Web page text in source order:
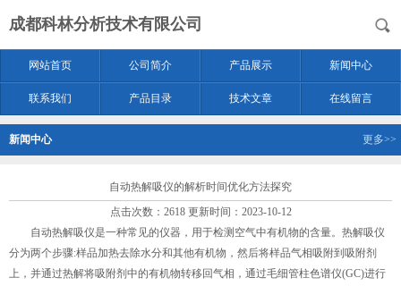
成都科林分析技术有限公司
网站首页 公司简介 产品展示 新闻中心
联系我们 产品目录 技术文章 在线留言
新闻中心 更多>>
自动热解吸仪的解析时间优化方法探究
点击次数：2618 更新时间：2023-10-12
自动热解吸仪是一种常见的仪器，用于检测空气中有机物的含量。热解吸仪
分为两个步骤:样品加热去除水分和其他有机物，然后将样品气相吸附到吸附剂
上，并通过热解将吸附剂中的有机物转移回气相，通过毛细管柱色谱仪(GC)进行